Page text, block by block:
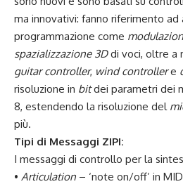
ma innovativi: fanno riferimento ad
programmazione come
spazializzazione 3Ddi voci, oltre a
guitar controller, wind controllere
risoluzione in bitdei parametri dei
8, estendendo la risoluzione del
più.
Tipi di Messaggi ZIPI:
I messaggi di controllo per la
• Articulation – ‘note on/off’ in